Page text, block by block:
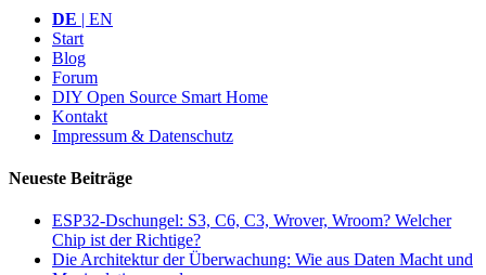
DE | EN
Start
Blog
Forum
DIY Open Source Smart Home
Kontakt
Impressum & Datenschutz
Neueste Beiträge
ESP32-Dschungel: S3, C6, C3, Wrover, Wroom? Welcher
Chip ist der Richtige?
Die Architektur der Überwachung: Wie aus Daten Macht und